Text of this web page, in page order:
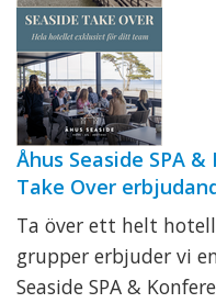
Åhus Seaside SPA
Take Over
Ta över ett helt
grupper erbjuder vi
Seaside SPA &